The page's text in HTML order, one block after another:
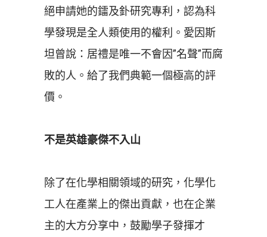
絕申請她的鐳及釙研究專利，認為科
學發現是全人類使用的權利。愛因斯
坦曾說：居禮是唯一不會因”名聲”而腐
敗的人。給了我們典範一個極高的評
價。
不是英雄豪傑不入山
除了在化學相關領域的研究，化學化
工人在產業上的傑出貢獻，也在企業
主的大方分享中，鼓勵學子發揮才